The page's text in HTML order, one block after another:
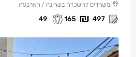
משרדים להשכרה בשרונה / הארבעה
497
165
49